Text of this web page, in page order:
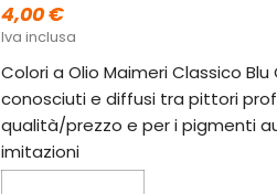
4,00 €
Iva inclusa
Colori a Olio Maimeri Classico
conosciuti e diffusi tra pittori
qualità/prezzo e per i pigmenti
imitazioni